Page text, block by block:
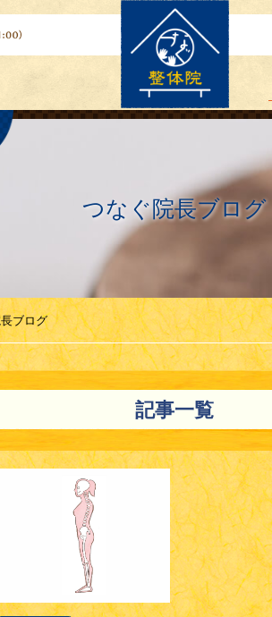
つなぐ院長ブログ
ブログ
記事一覧